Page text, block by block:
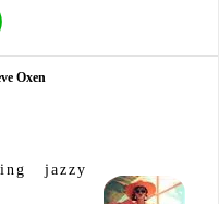
Oxen
jazzy